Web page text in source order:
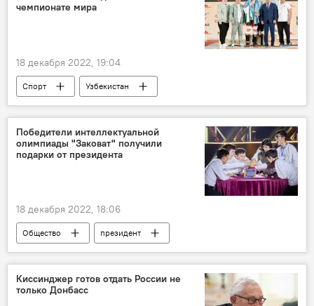
чемпионате мира
18 декабря 2022, 19:04
Спорт
Узбекистан
Тяжелая атлетика
Спортсмен
медали
Победители интеллектуальной
олимпиады "Заковат" получили
подарки от президента
18 декабря 2022, 18:06
Общество
президент
президент Узбекистана
Киссинджер готов отдать России не
только Донбасс